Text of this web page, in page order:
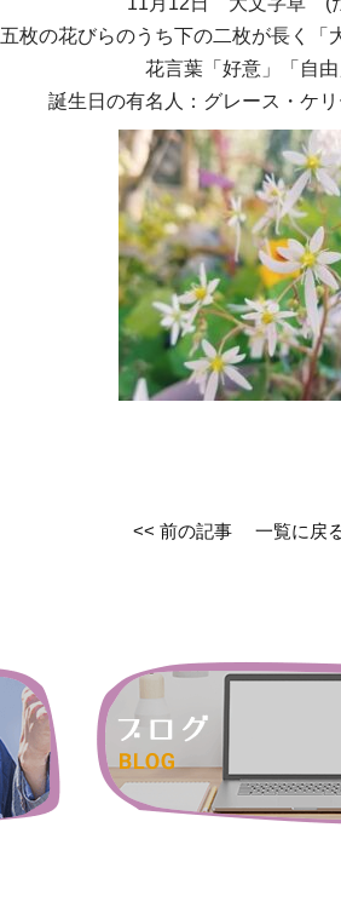
五枚の花びらのうち下の二枚が長く「
花言葉「好意」「自由
誕生日の有名人：グレース・ケ
<< 前の記事 一覧に戻